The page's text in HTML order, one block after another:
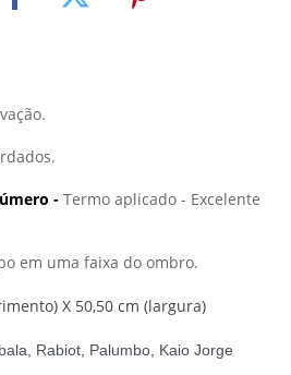
- Termo aplicado - Excelente
em uma faixa do ombro.
X 50,50 cm (largura)
Rabiot, Palumbo, Kaio Jorge